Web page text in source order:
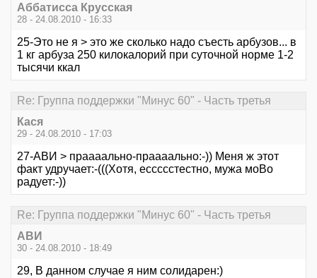
Аббатисса Крусская
28 - 24.08.2010 - 16:33
25-Это не я > это же сколько надо съесть арбузов... в
1 кг арбуза 250 килокалорий при суточной норме 1-2
тысячи ккал
Re: Группа поддержки "Минус 60" - Часть третья
Кася
29 - 24.08.2010 - 17:03
27-АВИ > праааально-праааально:-)) Меня ж этот
факт удручает:-(((Хотя, ессссстестно, мужа моВо
радует:-))
Re: Группа поддержки "Минус 60" - Часть третья
АВИ
30 - 24.08.2010 - 18:49
29, В данном случае я ним солидарен:)